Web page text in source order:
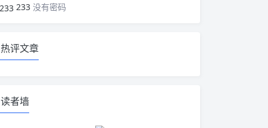
233 没有密码
热评文章
读者墙